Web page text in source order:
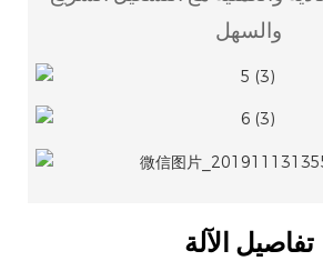
والسهل
تفاصيل الآلة